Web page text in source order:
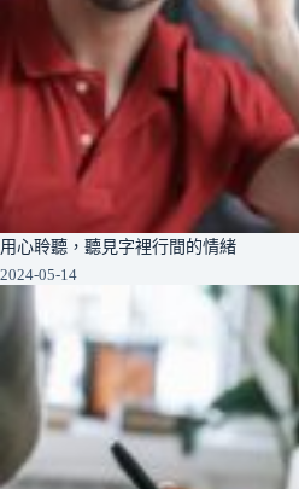
用心聆聽，聽見字裡行間的情緒
2024-05-14